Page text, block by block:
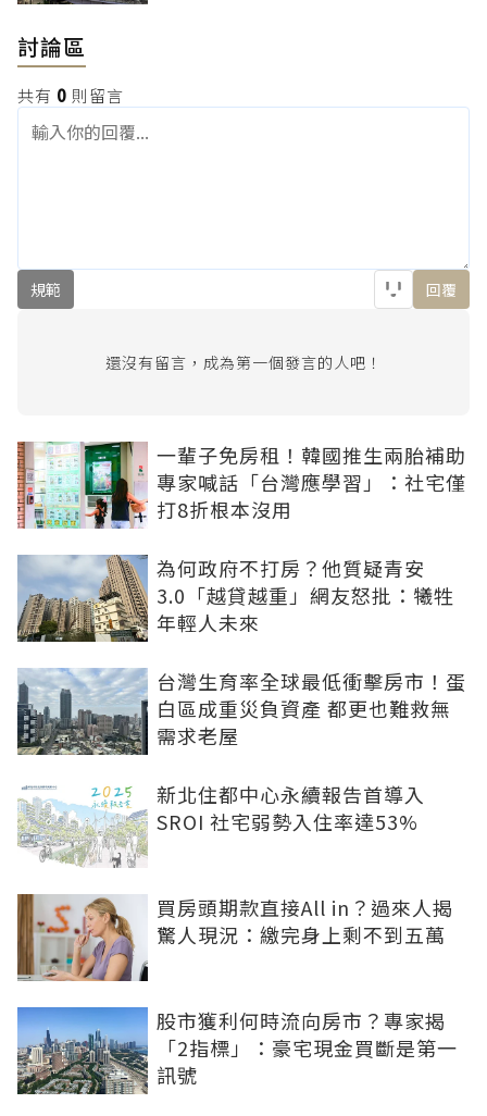
討論區
共有 0 則留言
規範 回覆
還沒有留言，成為第一個發言的人吧！
一輩子免房租！韓國推生兩胎補助
專家喊話「台灣應學習」：社宅僅
打8折根本沒用
為何政府不打房？他質疑青安
3.0「越貸越重」網友怒批：犧牲
年輕人未來
台灣生育率全球最低衝擊房市！蛋
白區成重災負資產 都更也難救無
需求老屋
新北住都中心永續報告首導入
SROI 社宅弱勢入住率達53%
買房頭期款直接All in？過來人揭
驚人現況：繳完身上剩不到五萬
股市獲利何時流向房市？專家揭
「2指標」：豪宅現金買斷是第一
訊號